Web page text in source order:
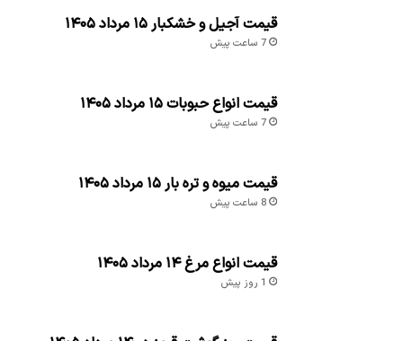
قیمت آجیل و خشکبار ۱۵ مرداد ۱۴۰۵
7 ساعت پیش
قیمت انواع حبوبات ۱۵ مرداد ۱۴۰۵
7 ساعت پیش
قیمت میوه و تره بار ۱۵ مرداد ۱۴۰۵
8 ساعت پیش
قیمت انواع مرغ ۱۴ مرداد ۱۴۰۵
1 روز پیش